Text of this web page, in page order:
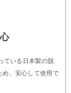
ている日本製の脱
め、安心して使用で